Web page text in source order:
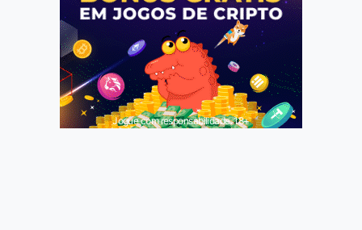
Jogue com responsabilidade. 18+